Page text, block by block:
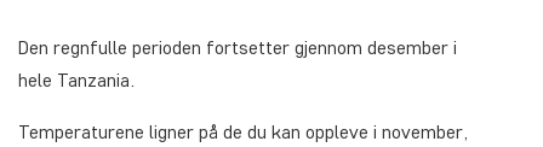
Den regnfulle perioden fortsetter gjennom desember i
hele Tanzania.
Temperaturene ligner på de du kan oppleve i november,